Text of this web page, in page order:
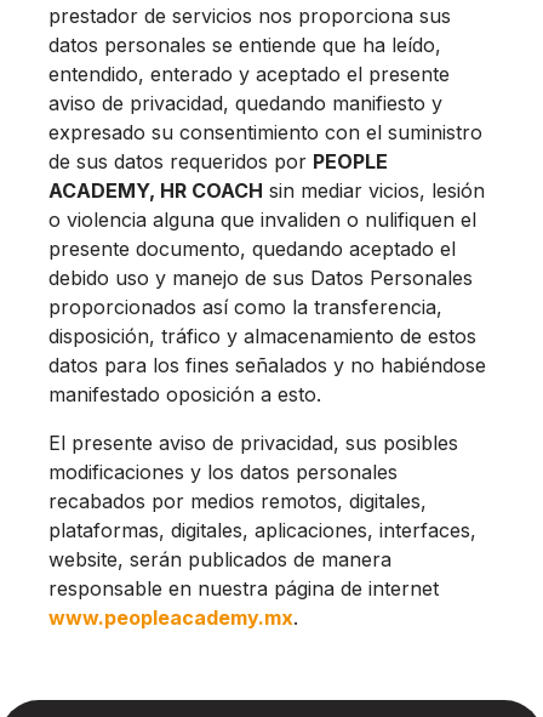
prestador de servicios nos proporciona sus
datos personales se entiende que ha leído,
entendido, enterado y aceptado el presente
aviso de privacidad, quedando manifiesto y
expresado su consentimiento con el suministro
de sus datos requeridos por PEOPLE
ACADEMY, HR COACH sin mediar vicios, lesión
o violencia alguna que invaliden o nulifiquen el
presente documento, quedando aceptado el
debido uso y manejo de sus Datos Personales
proporcionados así como la transferencia,
disposición, tráfico y almacenamiento de estos
datos para los fines señalados y no habiéndose
manifestado oposición a esto.
El presente aviso de privacidad, sus posibles
modificaciones y los datos personales
recabados por medios remotos, digitales,
plataformas, digitales, aplicaciones, interfaces,
website, serán publicados de manera
responsable en nuestra página de internet
www.peopleacademy.mx.